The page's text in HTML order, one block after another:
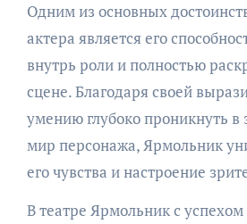
Одним из основных
актера является его
внутрь роли и полностью
сцене. Благодаря своей
умению глубоко проникнуть
мир персонажа, Ярмольник
его чувства и настроение
В театре Ярмольник с